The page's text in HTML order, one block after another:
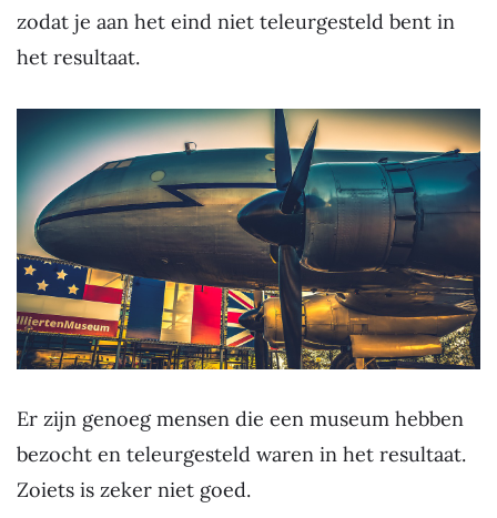
zodat je aan het eind niet teleurgesteld bent in
het resultaat.
Er zijn genoeg mensen die een museum hebben
bezocht en teleurgesteld waren in het resultaat.
Zoiets is zeker niet goed.